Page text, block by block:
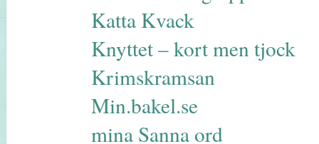
Katta Kvack
Knyttet – kort men tjock
Krimskramsan
Min.bakel.se
mina Sanna ord